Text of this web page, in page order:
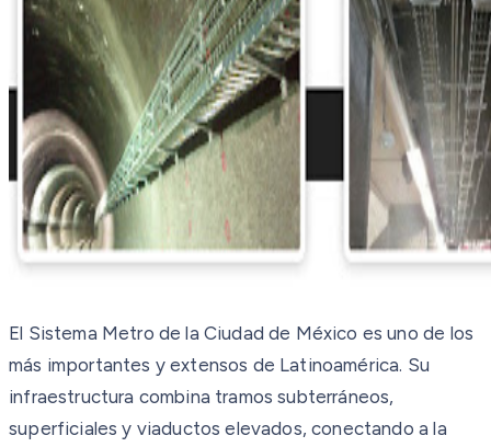
El Sistema Metro de la Ciudad de México es uno de los
más importantes y extensos de Latinoamérica. Su
infraestructura combina tramos subterráneos,
superficiales y viaductos elevados, conectando a la